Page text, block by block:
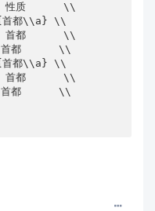
性质      \\
{首都\\a} \\
首都      \\
首都      \\
{首都\\a} \\
首都      \\
首都      \\